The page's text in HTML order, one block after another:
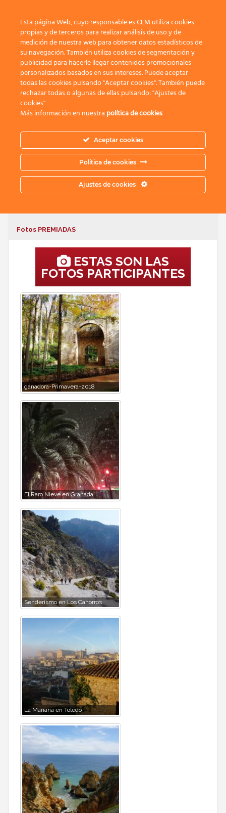
Concurso de
Fotografía
Primavera 2018
Este concurso ya finalizó. Estas fueron las fotografías
participantes, finalistas y ganadoras
Fotos PARTICIPANTES
Fotos PREMIADAS
ESTAS SON LAS
FOTOS PARTICIPANTES
ganadora-Primavera-2018
El Raro Nieve en Granada
Senderismo en Los Cahorros
La Mañana en Toledo
Esta página Web, cuyo responsable es CLM utiliza cookies
propias y de terceros para realizar análisis de uso y de
medición de nuestra web para obtener datos estadísticos de
su navegación. También utiliza cookies de segmentación y
publicidad para hacerle llegar contenidos promocionales
personalizados basados en sus intereses. Puede aceptar
todas las cookies pulsando "Aceptar cookies". También puede
rechazar todas o algunas de ellas pulsando: "Ajustes de
cookies"
Más información en nuestra política de cookies
Aceptar cookies
Política de cookies
Ajustes de cookies